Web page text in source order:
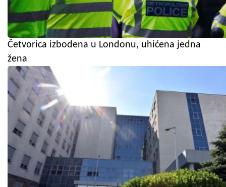
Četvorica izbodena u Londonu, uhićena jedna
žena